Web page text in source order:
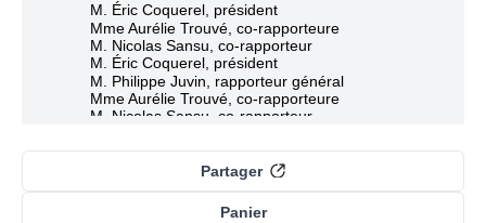
M. Éric Coquerel, président
Mme Aurélie Trouvé, co-rapporteure
M. Nicolas Sansu, co-rapporteur
M. Éric Coquerel, président
M. Philippe Juvin, rapporteur général
Mme Aurélie Trouvé, co-rapporteure
M. Nicolas Sansu, co-rapporteur
M. Frédéric Weber
Mme Marie Lebec
Panier
Partager